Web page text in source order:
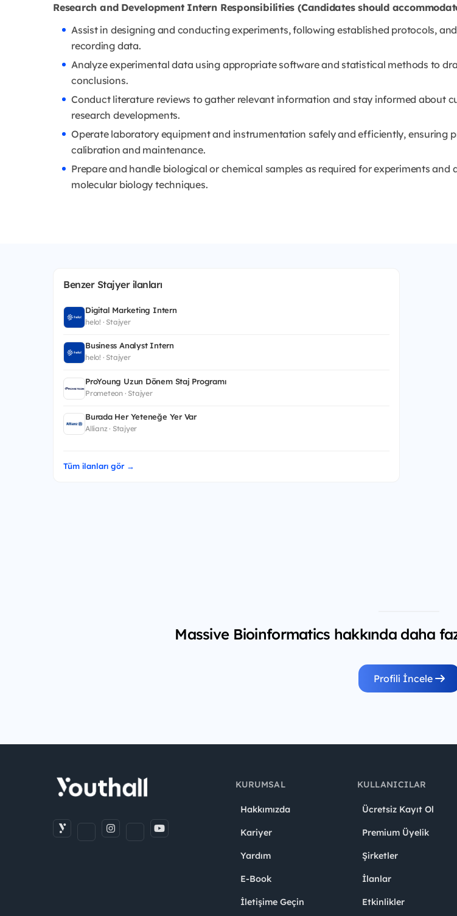
Research and Development Intern Responsibilities (Candidates should
Assist in designing and conducting experiments, following established protocols,
recording data.
Analyze experimental data using appropriate software and statistical methods to
conclusions.
Conduct literature reviews to gather relevant information and stay informed about
research developments.
Operate laboratory equipment and instrumentation safely and efficiently, ensuring
calibration and maintenance.
Prepare and handle biological or chemical samples as required for experiments and
molecular biology techniques.
Benzer Stajyer ilanları
Digital Marketing Intern
helo! · Stajyer
Business Analyst Intern
helo! · Stajyer
ProYoung Uzun Dönem Staj Programı
Prometeon · Stajyer
Burada Her Yeteneğe Yer Var
Allianz · Stajyer
Tüm ilanları gör →
Massive Bioinformatics hakkında daha
Profili İncele
KURUMSAL
Hakkımızda
Kariyer
Yardım
E-Book
İletişime Geçin
KULLANICILAR
Ücretsiz Kayıt Ol
Premium Üyelik
Şirketler
İlanlar
Etkinlikler